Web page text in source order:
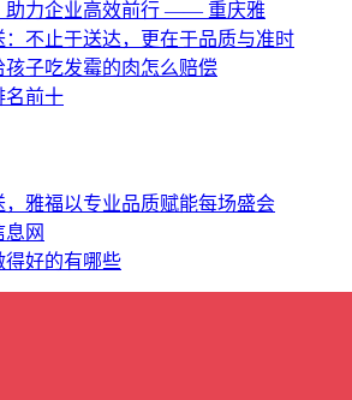
助力企业高效前行 —— 重庆雅
：不止于送达，更在于品质与准时
孩子吃发霉的肉怎么赔偿
名前十
，雅福以专业品质赋能每场盛会
网
得好的有哪些
市场在哪里